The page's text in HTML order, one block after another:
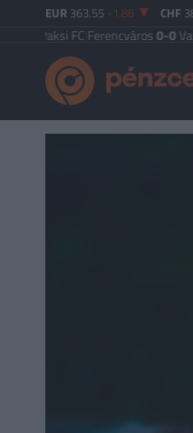
EUR 363.55 -1.86 CHF
Ferencváros0-0Vasas FC|